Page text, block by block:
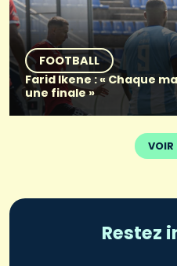
FOOTBALL
Farid Ikene : « Chaque
une finale »
VOIR
Restez